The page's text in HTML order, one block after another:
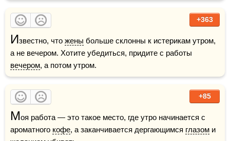
+363
Известно, что жены больше склонны к истерикам утром,
вечером, а потом утром.
+85
Моя работа — это такое место, где утро начинается с
ароматного кофе, а заканчивается дергающимся глазом